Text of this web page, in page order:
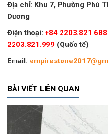
Địa chỉ: Khu 7, Phường Phú
Dương
Điện thoại: +84 2203.821.688
2203.821.999 (Quốc tế)
Email:
BÀI VIẾT LIÊN QUAN